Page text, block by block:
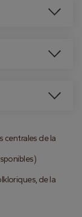
centrales de la
de la